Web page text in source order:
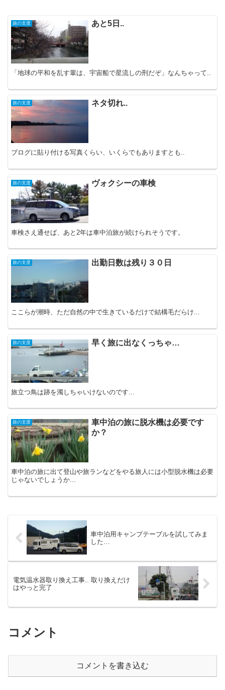
旅の支度 あと5日..
「地球の平和を乱す輩は、宇宙船で星流しの刑だぞ」なんちゃって..
旅の支度 ネタ切れ..
ブログに貼り付ける写真くらい、いくらでもありますとも..
旅の支度 ヴォクシーの車検
車検さえ通せば、あと2年は車中泊旅が続けられそうです。
旅の支度 出勤日数は残り３０日
ここらが潮時、ただ自然の中で生きているだけで結構毛だらけ...
旅の支度 早く旅に出なくっちゃ…
旅立つ鳥は跡を濁しちゃいけないのです...
旅の支度
車中泊の旅に脱水機は必要です
か？
車中泊の旅に出て登山や旅ランなどをやる旅人には小型脱水機は必要
じゃないでしょうか...
車中泊用キャンプテーブルを試してみま
した…
電気温水器取り換え工事.. 取り換えだけ
はやっと完了
コメント
コメントを書き込む